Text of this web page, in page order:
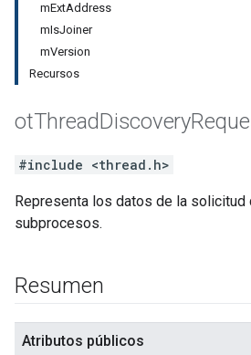
mExtAddress
mIsJoiner
mVersion
Recursos
otThreadDiscovery
#include <thread.h>
Representa los datos de la solicitud
subprocesos.
Resumen
Atributos públicos